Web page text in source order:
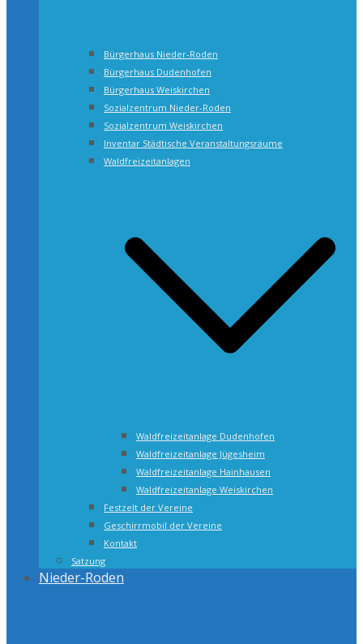
Bürgerhaus Nieder-Roden
Bürgerhaus Dudenhofen
Bürgerhaus Weiskirchen
Sozialzentrum Nieder-Roden
Sozialzentrum Weiskirchen
Inventar Städtische Veranstaltungsräume
Waldfreizeitanlagen
Waldfreizeitanlage Dudenhofen
Waldfreizeitanlage Jügesheim
Waldfreizeitanlage Hainhausen
Waldfreizeitanlage Weiskirchen
Festzelt der Vereine
Geschirrmobil der Vereine
Kontakt
Satzung
Nieder-Roden